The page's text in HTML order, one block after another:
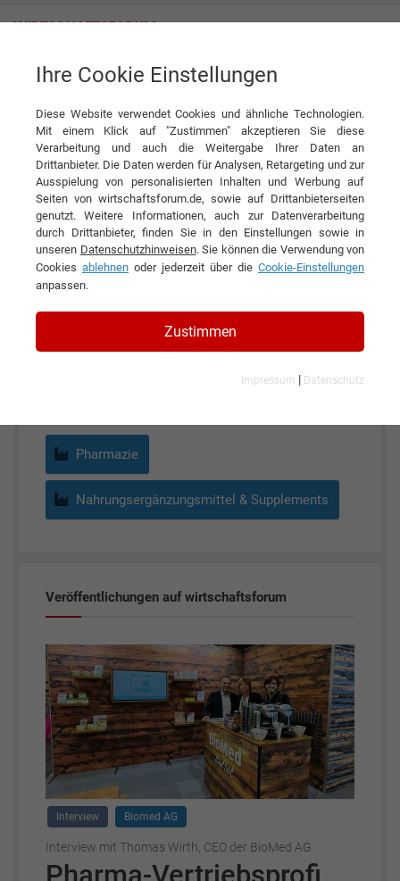
Biomed AG
KONTAKT
Biomed AG
Pharmazie
Nahrungsergänzungsmittel & Supplements
Veröffentlichungen auf wirtschaftsforum
Interview Biomed AG
Interview mit Thomas Wirth, CEO der BioMed AG
Ihre Cookie Einstellungen
Diese Website verwendet Cookies und ähnliche Technologien.
Mit einem Klick auf "Zustimmen" akzeptieren Sie diese
Verarbeitung und auch die Weitergabe Ihrer Daten an
Drittanbieter. Die Daten werden für Analysen, Retargeting und zur
Ausspielung von personalisierten Inhalten und Werbung auf
Seiten von wirtschaftsforum.de, sowie auf Drittanbieterseiten
genutzt. Weitere Informationen, auch zur Datenverarbeitung
durch Drittanbieter, finden Sie in den Einstellungen sowie in
unseren Datenschutzhinweisen. Sie können die Verwendung von
Cookies ablehnen oder jederzeit über die Cookie-Einstellungen
anpassen.
Zustimmen
Impressum | Datenschutz